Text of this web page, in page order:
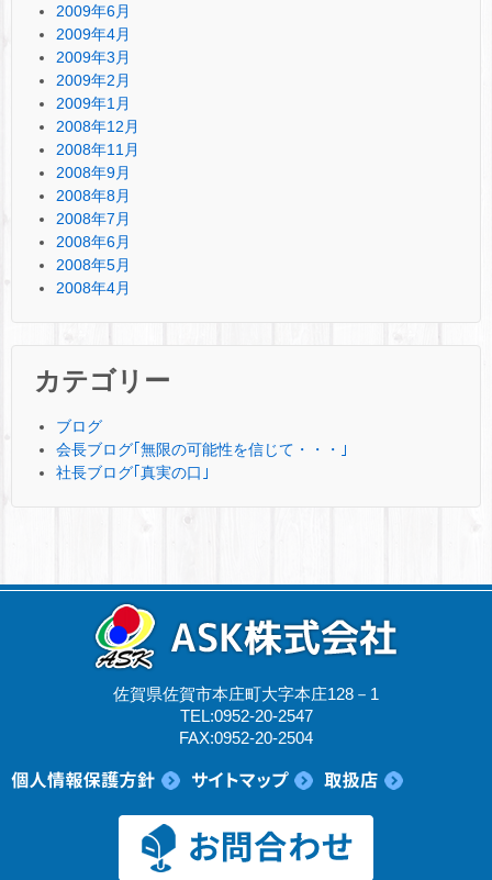
2009年6月
2009年4月
2009年3月
2009年2月
2009年1月
2008年12月
2008年11月
2008年9月
2008年8月
2008年7月
2008年6月
2008年5月
2008年4月
カテゴリー
ブログ
会長ブログ｢無限の可能性を信じて・・・｣
社長ブログ｢真実の口｣
佐賀県佐賀市本庄町大字本庄128－1
TEL:0952-20-2547
FAX:0952-20-2504